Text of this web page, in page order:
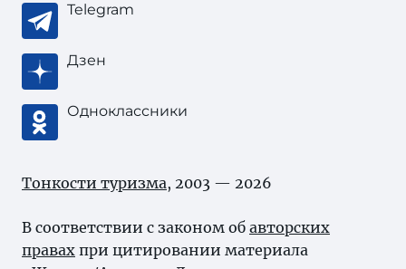
Telegram
Дзен
Одноклассники
Тонкости туризма, 2003 — 2026
В соответствии с законом об авторских
правах при цитировании материала